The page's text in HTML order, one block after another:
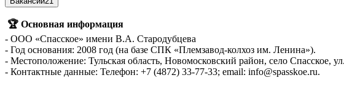
🏆 Основная информация
- ООО «Спасское» имени В.А. Стародубцева
- Год основания: 2008 год (на базе СПК «Племзавод-колхоз им. Ленина»).
- Местоположение: Тульская область, Новомосковский район, село Спасское,
- Контактные данные: Телефон: +7 (4872) 33-77-33; email: info@spasskoe.ru.